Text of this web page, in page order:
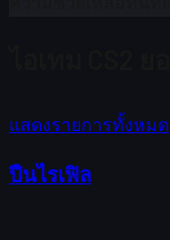
แสดงรายการทั้งหมด
ปืนไรเฟิล